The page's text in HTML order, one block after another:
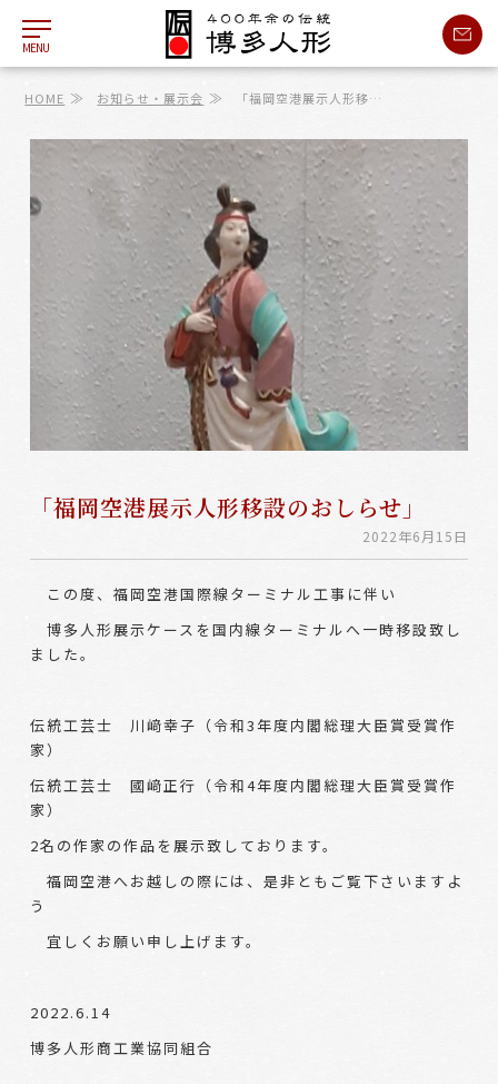
MENU
HOME ≫ お知らせ・展示会 ≫ 「福岡空港展示人形移…
「福岡空港展示人形移設のおしらせ」
2022年6月15日
この度、福岡空港国際線ターミナル工事に伴い
博多人形展示ケースを国内線ターミナルへ一時移設致し
ました。
伝統工芸士 川﨑幸子（令和3年度内閣総理大臣賞受賞作
家）
伝統工芸士 國﨑正行（令和4年度内閣総理大臣賞受賞作
家）
2名の作家の作品を展示致しております。
福岡空港へお越しの際には、是非ともご覧下さいますよ
う
宜しくお願い申し上げます。
2022.6.14
博多人形商工業協同組合